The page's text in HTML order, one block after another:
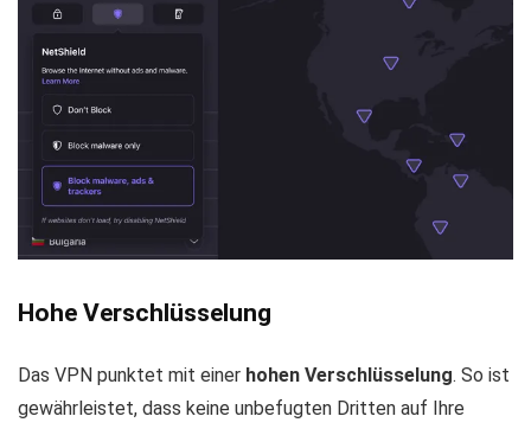
Hohe Verschlüsselung
Das VPN punktet mit einer hohen Verschlüsselung. So ist
gewährleistet, dass keine unbefugten Dritten auf Ihre